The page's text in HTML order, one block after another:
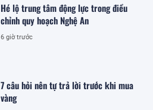
Hé lộ trung tâm động lực trong điều
chỉnh quy hoạch Nghệ An
6 giờ trước
7 câu hỏi nên tự trả lời trước khi mua
vàng